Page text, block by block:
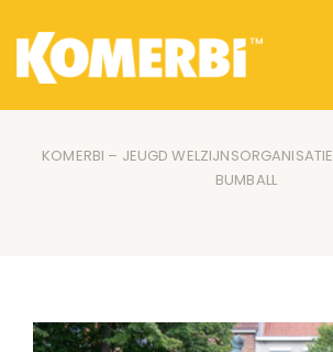
KOMERBI – JEUGD WELZIJNSORGANISATIE
BUMBALL